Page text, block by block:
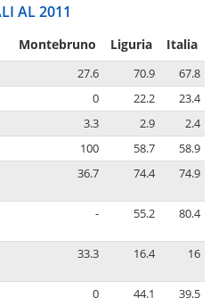
AL 2011
Montebruno Liguria Italia
27.6 70.9
67.8
0 22.2
23.4
3.3 2.9
2.4
100 58.7
58.9
36.7 74.4 74.9
- 55.2 80.4
33.3 16.4 16
0 44.1 39.5